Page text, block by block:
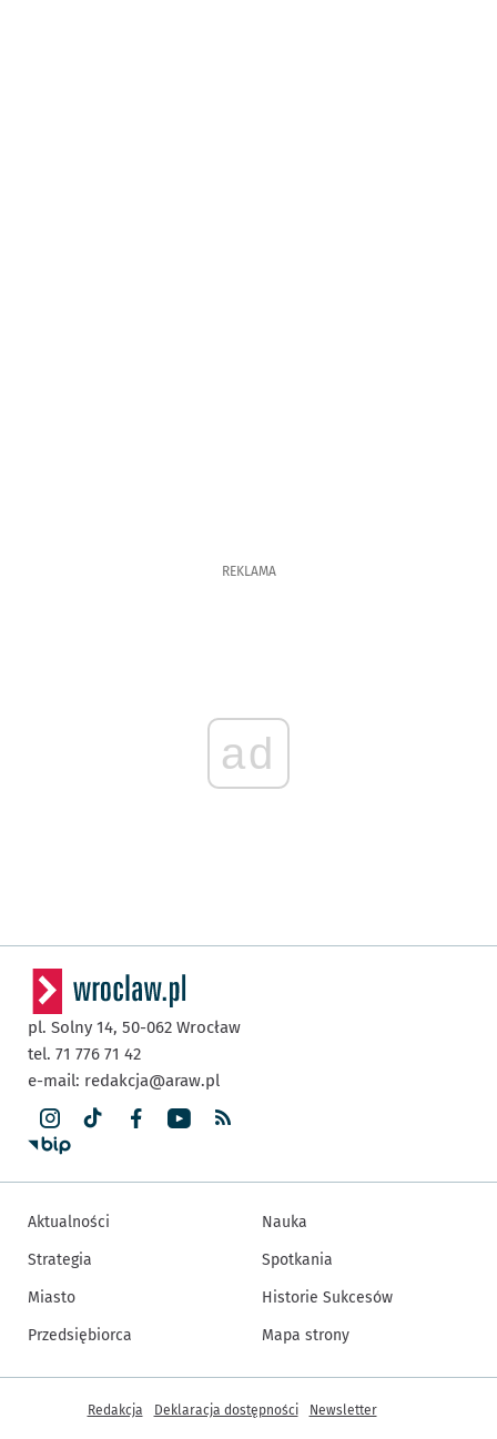
REKLAMA
ad
pl. Solny 14, 50-062 Wrocław
tel. 71 776 71 42
e-mail: redakcja@araw.pl
Aktualności
Strategia
Miasto
Przedsiębiorca
Nauka
Spotkania
Historie Sukcesów
Mapa strony
Inne informacje
Redakcja Deklaracja dostępności Newsletter